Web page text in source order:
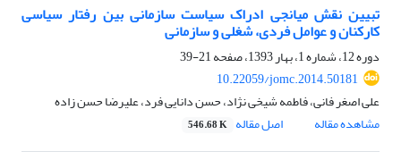
تبیین نقش میانجی ادراک سیاست‌ سازمانی بین رفتار سیاسی
کارکنان و عوامل فردی، شغلی و سازمانی
دوره 12، شماره 1، بهار 1393، صفحه
21-39
10.22059/jomc.2014.50181
علی اصغر فانی، فاطمه شیخی نژاد، حسن دانایی فرد، علیرضا حسن زاده
مشاهده مقاله
اصل مقاله 546.68 K